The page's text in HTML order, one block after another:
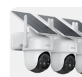
Typical
commercial
source for
Shape or
lightweight,